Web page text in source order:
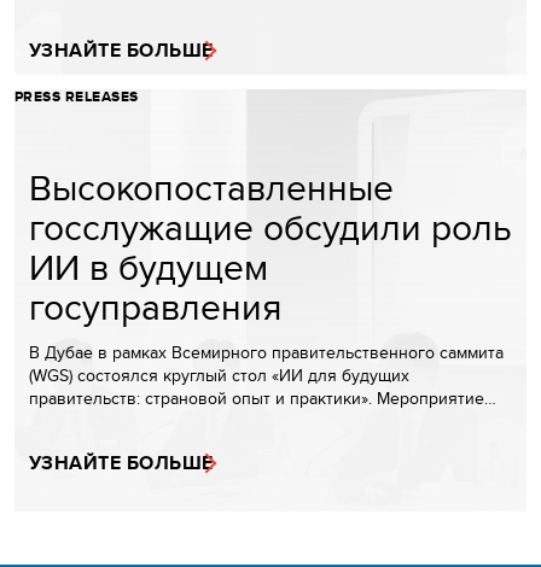
УЗНАЙТЕ БОЛЬШЕ
PRESS RELEASES
Высокопоставленные
госслужащие обсудили роль
ИИ в будущем
госуправления
В Дубае в рамках Всемирного правительственного саммита
(WGS) состоялся круглый стол «ИИ для будущих
правительств: страновой опыт и практики». Мероприятие…
УЗНАЙТЕ БОЛЬШЕ